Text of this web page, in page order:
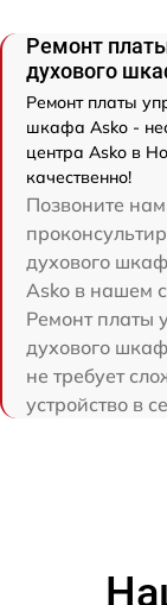
Ремонт
духового
Ремонт платы
шкафа Asko -
центра Asko в
качественно!
Позвоните
духового
Asko в нашем
Ремонт платы
духового
не требует
устройство в